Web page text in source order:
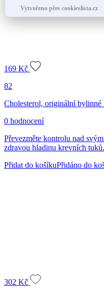
169 Kč
82
Cholesterol, originální bylinné
0 hodnocení
Převezměte kontrolu nad
zdravou hladinu krevních
Přidat do košíkuPřidáno do
302 Kč
Vytvořeno přes cookieslista.cz